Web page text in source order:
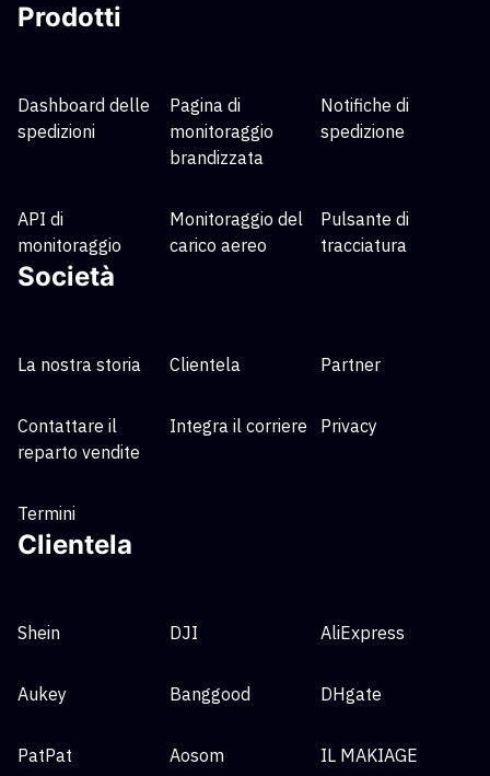
Prodotti
Dashboard delle
spedizioni
Pagina di
monitoraggio
brandizzata
Notifiche di
spedizione
API di
monitoraggio
Monitoraggio del
carico aereo
Pulsante di
tracciatura
Società
La nostra storia Clientela Partner
Contattare il
reparto vendite
Integra il corriere Privacy
Termini
Clientela
Shein DJI AliExpress
Aukey Banggood DHgate
PatPat Aosom IL MAKIAGE